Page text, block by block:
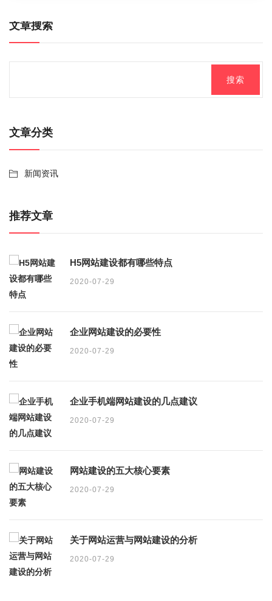
文章搜索
文章分类
新闻资讯
推荐文章
H5网站建设都有哪些特点
2020-07-29
企业网站建设的必要性
2020-07-29
企业手机端网站建设的几点建议
2020-07-29
网站建设的五大核心要素
2020-07-29
关于网站运营与网站建设的分析
2020-07-29